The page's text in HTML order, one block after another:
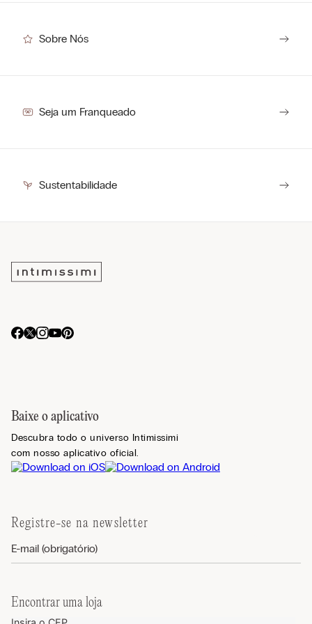
Sobre Nós
Seja um Franqueado
Sustentabilidade
Baixe o aplicativo
Descubra todo o universo Intimissimi
com nosso aplicativo oficial.
Registre-se na newsletter
Encontrar uma loja